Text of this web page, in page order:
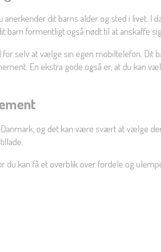
anerkender dit barns alder og sted i livet.
barn formentligt også nødt til at anskaffe
selv at vælge sin egen mobiltelefon. Dit
En ekstra gode også er, at du kan
og det kan være svært at vælge
kan få et overblik over fordele og